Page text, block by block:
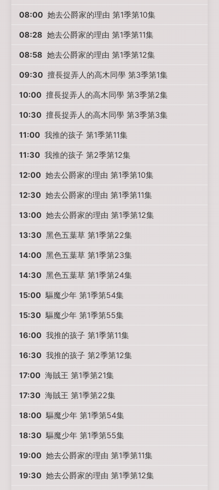
08:00 她去公爵家的理由 第1季第10集
08:28 她去公爵家的理由 第1季第11集
08:58 她去公爵家的理由 第1季第12集
09:30 擅長捉弄人的高木同學 第3季第1集
10:00 擅長捉弄人的高木同學 第3季第2集
10:30 擅長捉弄人的高木同學 第3季第3集
11:00 我推的孩子 第1季第11集
11:30 我推的孩子 第2季第12集
12:00 她去公爵家的理由 第1季第10集
12:30 她去公爵家的理由 第1季第11集
13:00 她去公爵家的理由 第1季第12集
13:30 黑色五葉草 第1季第22集
14:00 黑色五葉草 第1季第23集
14:30 黑色五葉草 第1季第24集
15:00 驅魔少年 第1季第54集
15:30 驅魔少年 第1季第55集
16:00 我推的孩子 第1季第11集
16:30 我推的孩子 第2季第12集
17:00 海賊王 第1季第21集
17:30 海賊王 第1季第22集
18:00 驅魔少年 第1季第54集
18:30 驅魔少年 第1季第55集
19:00 她去公爵家的理由 第1季第11集
19:30 她去公爵家的理由 第1季第12集